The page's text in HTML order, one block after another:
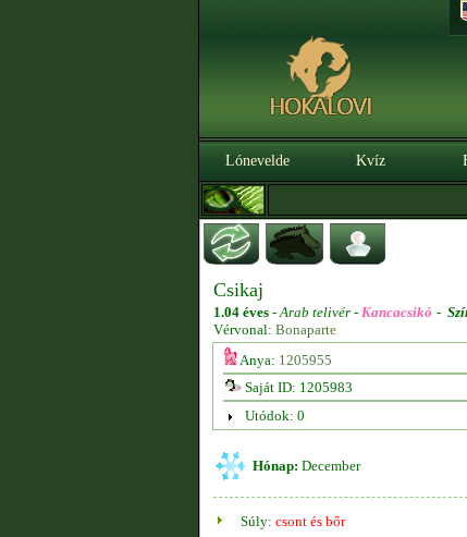
Lónevelde Kvíz
Csikaj
1.04 éves -Arab telivér - Kancacsikó -
Vérvonal: Bonaparte
Anya: 1205955
Saját ID: 1205983
Utódok: 0
Hónap: December
Súly: csont és bőr